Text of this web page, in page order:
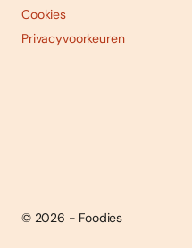
Cookies
Privacyvoorkeuren
© 2026 - Foodies